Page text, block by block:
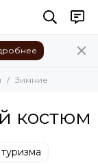
Зимние
костюм